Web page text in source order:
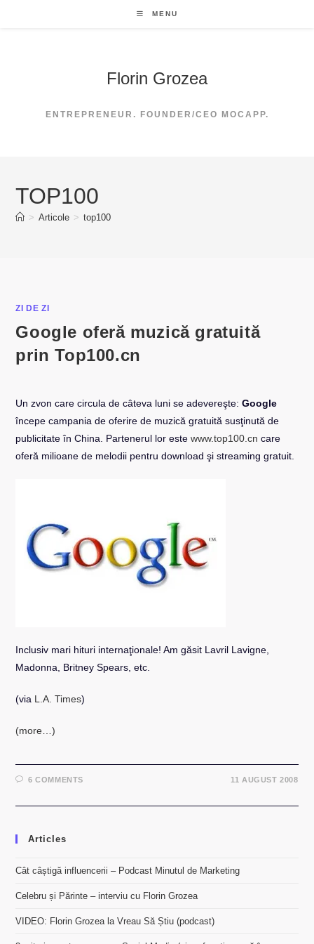
MENU
Florin Grozea
ENTREPRENEUR. FOUNDER/CEO MOCAPP.
TOP100
> Articole > top100
ZI DE ZI
Google oferă muzică gratuită
prin Top100.cn
Un zvon care circula de câteva luni se adevereşte:Google
începe campania de oferire de muzică gratuită susţinută de
publicitate în China. Partenerul lor estewww.top100.cn care
oferă milioane de melodii pentru download şi streaming gratuit.
Inclusiv mari hituri internaţionale! Am găsit Lavril Lavigne,
Madonna, Britney Spears, etc.
(via L.A. Times)
(more…)
6 COMMENTS 11 AUGUST 2008
Articles
Cât câștigă influencerii – Podcast Minutul de Marketing
Celebru și Părinte – interviu cu Florin Grozea
VIDEO: Florin Grozea la Vreau Să Știu (podcast)